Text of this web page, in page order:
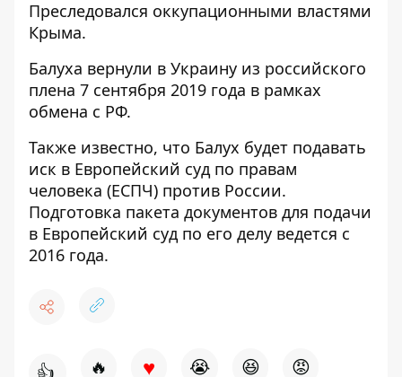
Преследовался оккупационными властями
Крыма.
Балуха вернули в Украину из российского
плена 7 сентября 2019 года в рамках
обмена с РФ.
Также известно, что Балух будет подавать
иск в Европейский суд по правам
человека (ЕСПЧ) против России.
Подготовка пакета документов для подачи
в Европейский суд по его делу ведется с
2016 года.
👍 🔥 ♥ 😭 😆 😡